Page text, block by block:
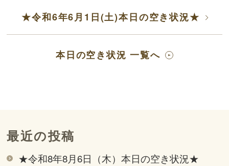
★令和6年6月1日(土)本日の空き状況★
本日の空き状況 一覧へ
最近の投稿
★令和8年8月6日（木）本日の空き状況★